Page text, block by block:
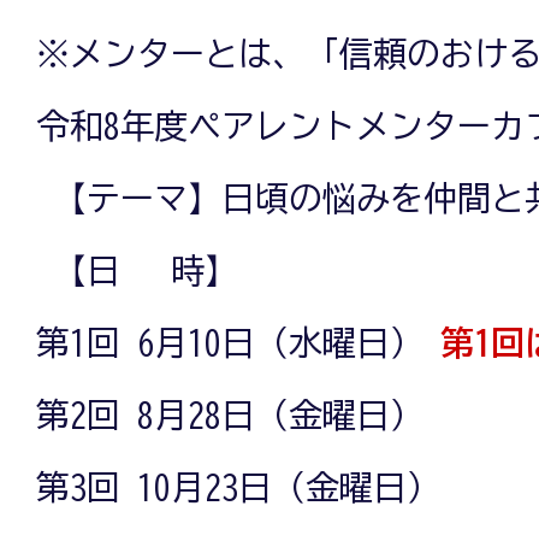
※メンターとは、「信頼のおけ
令和8年度ペアレントメンターカ
【テーマ】日頃の悩みを仲間と
【日 時】
第1回 6月10日（水曜日） 第1回
第2回 8月28日（金曜日）
第3回 10月23日（金曜日）